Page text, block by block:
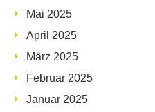
Mai 2025
April 2025
März 2025
Februar 2025
Januar 2025